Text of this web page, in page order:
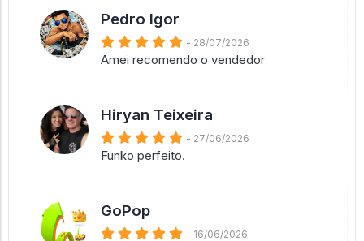
Pedro Igor
- 28/07/2026
Amei recomendo o vendedor
Hiryan Teixeira
- 27/06/2026
Funko perfeito.
GoPop
- 16/06/2026